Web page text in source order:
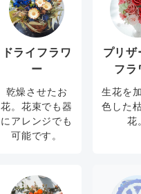
ドライフラワ
ー
乾燥させたお
花。花束でも器
にアレンジでも
可能です。
プリザ
フラ
生花を
色した
花